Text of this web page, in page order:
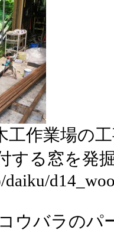
工作業場の
する窓を発
ウバラのパ